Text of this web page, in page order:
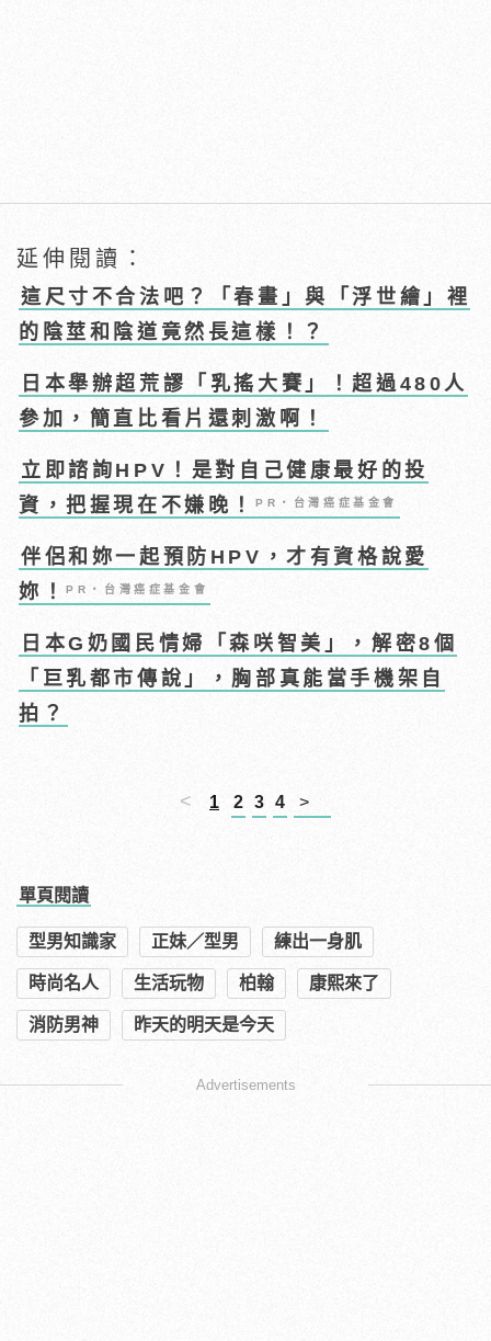
延伸閱讀：
這尺寸不合法吧？「春畫」與「浮世繪」裡
的陰莖和陰道竟然長這樣！？
日本舉辦超荒謬「乳搖大賽」！超過480人
參加，簡直比看片還刺激啊！
立即諮詢HPV！是對自己健康最好的投
資，把握現在不嫌晚！PR・台灣癌症基金會
伴侶和妳一起預防HPV，才有資格說愛
妳！PR・台灣癌症基金會
日本G奶國民情婦「森咲智美」，解密8個
「巨乳都市傳說」，胸部真能當手機架自
拍？
< 1 2 3 4 >
單頁閱讀
型男知識家 正妹／型男 練出一身肌
時尚名人 生活玩物 柏翰 康熙來了
消防男神 昨天的明天是今天
Advertisements